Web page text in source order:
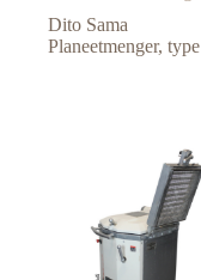
Dito Sama
Planeetmenger,